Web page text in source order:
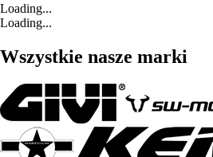
Loading...
Loading...
Wszystkie nasze marki